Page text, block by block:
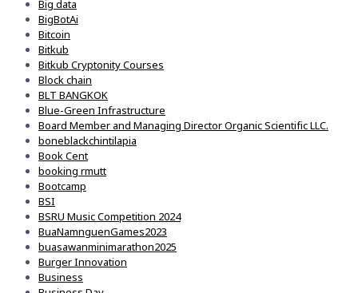
Big data
BigBotAi
Bitcoin
Bitkub
Bitkub Cryptonity Courses
Block chain
BLT BANGKOK
Blue-Green Infrastructure
Board Member and Managing Director Organic Scientific LLC.
boneblackchintilapia
Book Cent
booking rmutt
Bootcamp
BSI
BSRU Music Competition 2024
BuaNamnguenGames2023
buasawanminimarathon2025
Burger Innovation
Business